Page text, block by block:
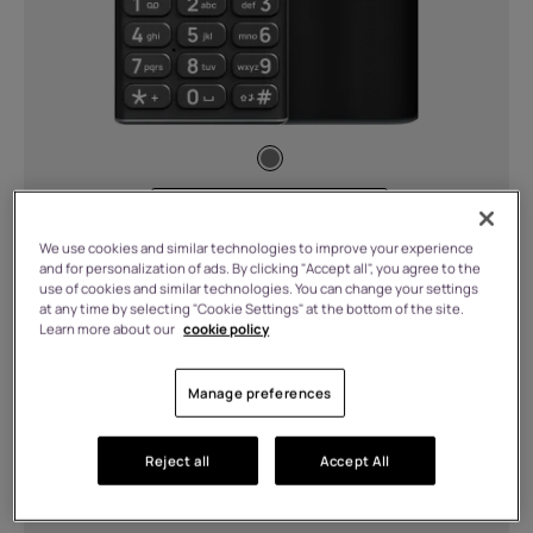
USB Type-C (3)
USB Type-C™ (2)
Fonctionnalités
Barbie-themed user interface,
Easter eggs, and apps including Malibu
Snake, Digital balance tips, and Barbie
meditation. (1)
FC Barcelona themed wallpapers
&amp; ringtones. (1)
MP3 Player (5)
Polymer (1)
€44.99
En stock
Acheter En savoir plus
We use cookies and similar technologies to improve your experience
and for personalization of ads. By clicking "Accept all", you agree to the
use of cookies and similar technologies. You can change your settings
at any time by selecting "Cookie Settings" at the bottom of the site.
Learn more about our cookie policy
Manage preferences
Reject all Accept All